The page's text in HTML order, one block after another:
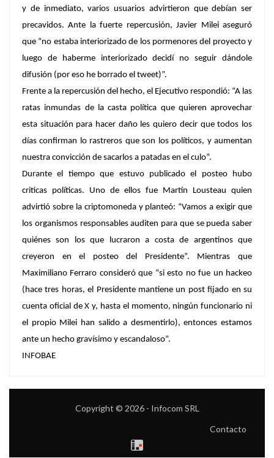
y de inmediato, varios usuarios advirtieron que debían ser
precavidos. Ante la fuerte repercusión, Javier Milei aseguró
que “no estaba interiorizado de los pormenores del proyecto y
luego de haberme interiorizado decidí no seguir dándole
difusión (por eso he borrado el tweet)”.
Frente a la repercusión del hecho, el Ejecutivo respondió: “A las
ratas inmundas de la casta política que quieren aprovechar
esta situación para hacer daño les quiero decir que todos los
días confirman lo rastreros que son los políticos, y aumentan
nuestra convicción de sacarlos a patadas en el culo”.
Durante el tiempo que estuvo publicado el posteo hubo
criticas políticas. Uno de ellos fue Martín Lousteau quien
advirtió sobre la criptomoneda y planteó: “Vamos a exigir que
los organismos responsables auditen para que se pueda saber
quiénes son los que lucraron a costa de argentinos que
creyeron en el posteo del Presidente”. Mientras que
Maximiliano Ferraro consideró que “si esto no fue un hackeo
(hace tres horas, el Presidente mantiene un post fijado en su
cuenta oficial de X y, hasta el momento, ningún funcionario ni
el propio Milei han salido a desmentirlo), entonces estamos
ante un hecho gravísimo y escandaloso”.
INFOBAE
Copyright © 2026 - Infocom SRL
Contacto